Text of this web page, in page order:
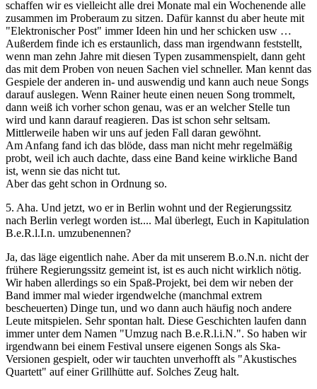
schaffen wir es vielleicht alle drei Monate mal ein Wochenende alle
zusammen im Proberaum zu sitzen. Dafür kannst du aber heute mit
"Elektronischer Post" immer Ideen hin und her schicken usw …
Außerdem finde ich es erstaunlich, dass man irgendwann feststellt,
wenn man zehn Jahre mit diesen Typen zusammenspielt, dann geht
das mit dem Proben von neuen Sachen viel schneller. Man kennt das
Gespiele der anderen in- und auswendig und kann auch neue Songs
darauf auslegen. Wenn Rainer heute einen neuen Song trommelt,
dann weiß ich vorher schon genau, was er an welcher Stelle tun
wird und kann darauf reagieren. Das ist schon sehr seltsam.
Mittlerweile haben wir uns auf jeden Fall daran gewöhnt.
Am Anfang fand ich das blöde, dass man nicht mehr regelmäßig
probt, weil ich auch dachte, dass eine Band keine wirkliche Band
ist, wenn sie das nicht tut.
Aber das geht schon in Ordnung so.
5. Aha. Und jetzt, wo er in Berlin wohnt und der Regierungssitz
nach Berlin verlegt worden ist.... Mal überlegt, Euch in Kapitulation
B.e.R.l.I.n. umzubenennen?
Ja, das läge eigentlich nahe. Aber da mit unserem B.o.N.n. nicht der
frühere Regierungssitz gemeint ist, ist es auch nicht wirklich nötig.
Wir haben allerdings so ein Spaß-Projekt, bei dem wir neben der
Band immer mal wieder irgendwelche (manchmal extrem
bescheuerten) Dinge tun, und wo dann auch häufig noch andere
Leute mitspielen. Sehr spontan halt. Diese Geschichten laufen dann
immer unter dem Namen "Umzug nach B.e.R.l.i.N.". So haben wir
irgendwann bei einem Festival unsere eigenen Songs als Ska-
Versionen gespielt, oder wir tauchten unverhofft als "Akustisches
Quartett" auf einer Grillhütte auf. Solches Zeug halt.